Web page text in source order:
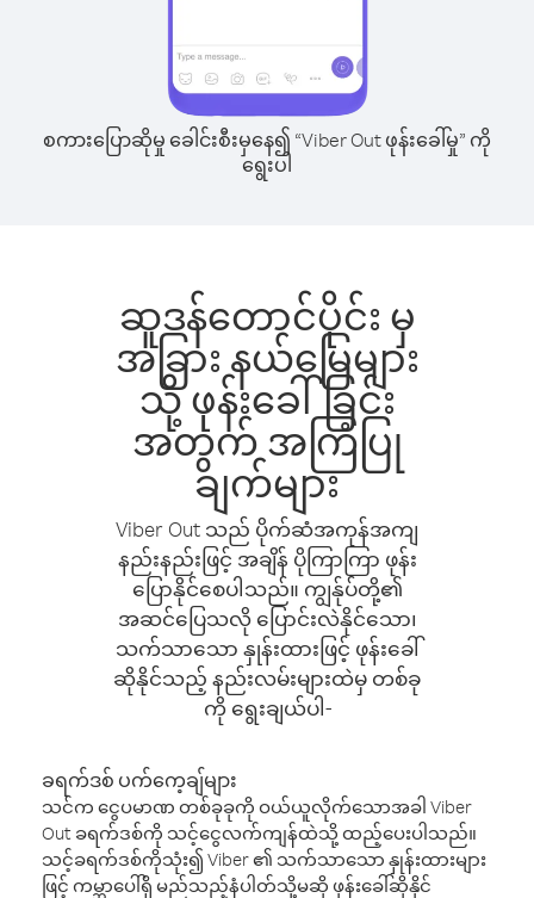
စကားပြောဆိုမှု ခေါင်းစီးမှနေ၍ “Viber Out ဖုန်းခေါ်မှု” ကို
ရွေးပါ
ဆူဒန်တောင်ပိုင်း မှ
အခြား နယ်မြေများ
သို့ ဖုန်းခေါ်ခြင်း
အတွက် အကြံပြု
ချက်များ
Viber Out သည် ပိုက်ဆံအကုန်အကျ
နည်းနည်းဖြင့် အချိန် ပိုကြာကြာ ဖုန်း
ပြောနိုင်စေပါသည်။ ကျွန်ုပ်တို့၏
အဆင်ပြေသလို ပြောင်းလဲနိုင်သော၊
သက်သာသော နှုန်းထားဖြင့် ဖုန်းခေါ်
ဆိုနိုင်သည့် နည်းလမ်းများထဲမှ တစ်ခု
ကို ရွေးချယ်ပါ-
ခရက်ဒစ် ပက်ကေ့ချ်များ
သင်က ငွေပမာဏ တစ်ခုခုကို ဝယ်ယူလိုက်သောအခါ Viber
Out ခရက်ဒစ်ကို သင့်ငွေလက်ကျန်ထဲသို့ ထည့်ပေးပါသည်။
သင့်ခရက်ဒစ်ကိုသုံး၍ Viber ၏ သက်သာသော နှုန်းထားများ
ဖြင့် ကမ္ဘာပေါ်ရှိ မည်သည့်နံပါတ်သို့မဆို ဖုန်းခေါ်ဆိုနိုင်